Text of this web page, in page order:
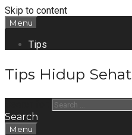
Skip to content
Menu
Tips
Tips Hidup Sehat
Search
Menu